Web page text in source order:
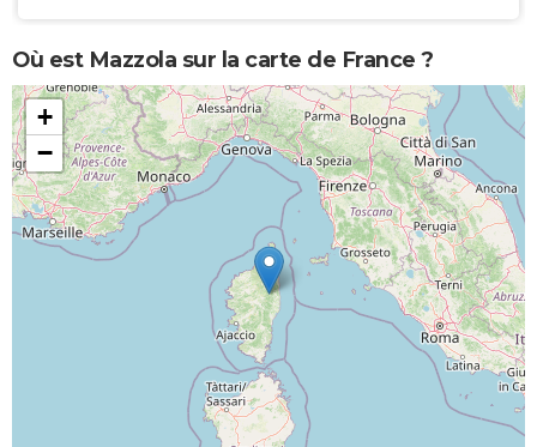
Où est Mazzola sur la carte de France ?
+
−